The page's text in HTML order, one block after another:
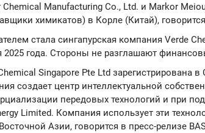
Chemical Manufacturing Co., Ltd. и Markor
химикатов) в Корле (Китай),
стала сингапурская компания Verde
2025 года. Стороны не разглашают
Singapore Pte Ltd зарегистрирована
создает центр интеллектуальной
передовых технологий и при
Limited. Компания использует эти
Азии, говорится в пресс-релизе